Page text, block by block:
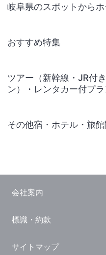
岐阜県のスポットから
おすすめ特集
ツアー（新幹線・JR付
ン）・レンタカー付プ
その他宿・ホテル・旅
国内観光ガイド
旅行・観光情報
会社案内
標識・約款
サイトマップ